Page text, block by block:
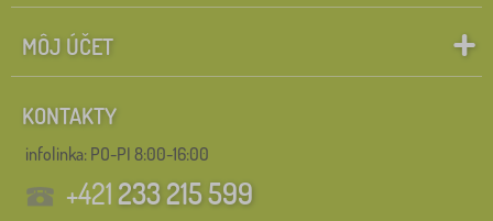
MÔJ ÚČET
KONTAKTY
infolinka: PO-PI 8:00-16:00
+421233 215 599